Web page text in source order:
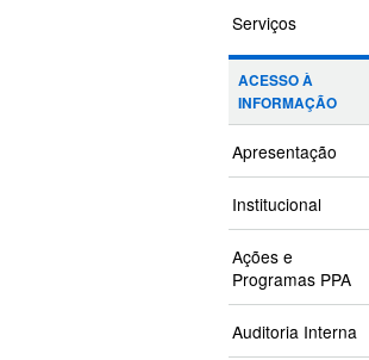
Serviços
ACESSO À
INFORMAÇÃO
Apresentação
Institucional
Ações e
Programas PPA
Auditoria Interna